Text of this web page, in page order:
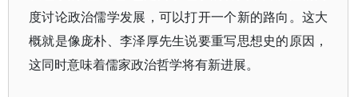
度讨论政治儒学发展，可以打开一个新的路向。这大
概就是像庞朴、李泽厚先生说要重写思想史的原因，
这同时意味着儒家政治哲学将有新进展。